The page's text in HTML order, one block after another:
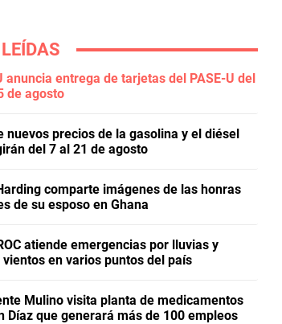
anuncia entrega de tarjetas del PASE-U del
de agosto
nuevos precios de la gasolina y el diésel
del 7 al 21 de agosto
comparte imágenes de las honras
de su esposo en Ghana
atiende emergencias por lluvias y
en varios puntos del país
Mulino visita planta de medicamentos
Díaz que generará más de 100 empleos